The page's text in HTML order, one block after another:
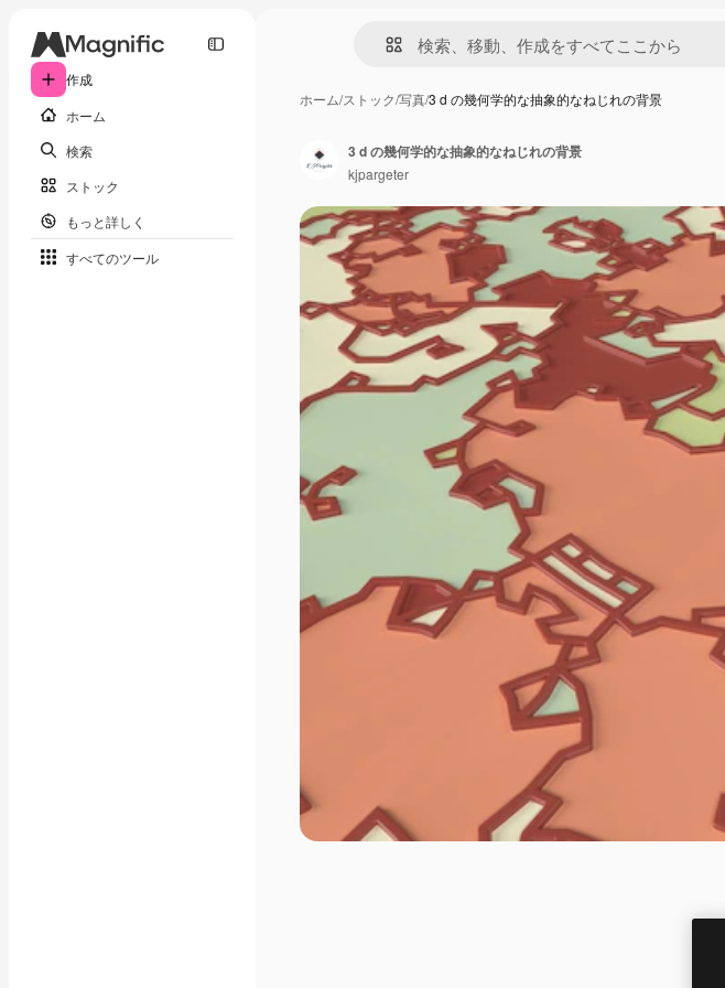
作成
ホーム
検索
ストック
もっと詳しく
すべてのツール
ホーム/ストック/写真/3 d の幾何学的な抽象的なねじれの背景
3 d の幾何学的な抽象的なねじれの背景
kjpargeter